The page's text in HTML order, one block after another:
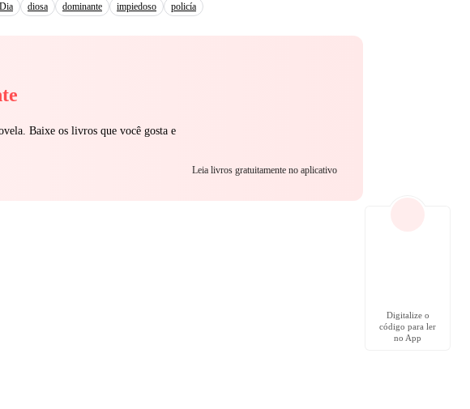
diosa dominante impiedoso policía
Baixe os livros que você gosta e
Leia livros gratuitamente no aplicativo
Digitalize o
código para ler
no App